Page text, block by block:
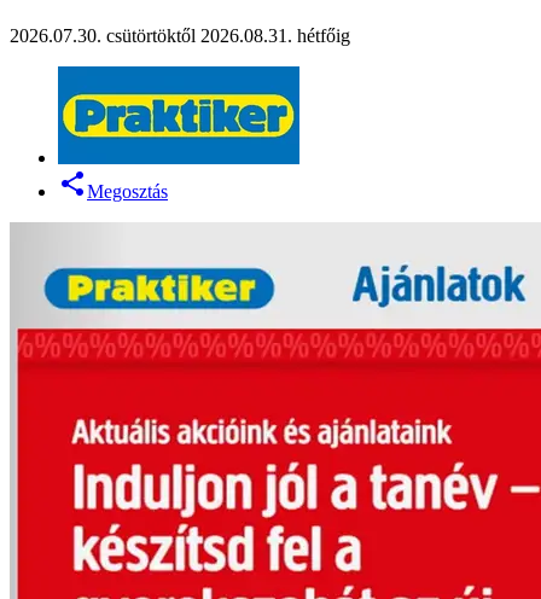
2026.07.30. csütörtöktől 2026.08.31. hétfőig
Megosztás